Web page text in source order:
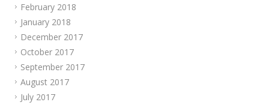
February 2018
January 2018
December 2017
October 2017
September 2017
August 2017
July 2017